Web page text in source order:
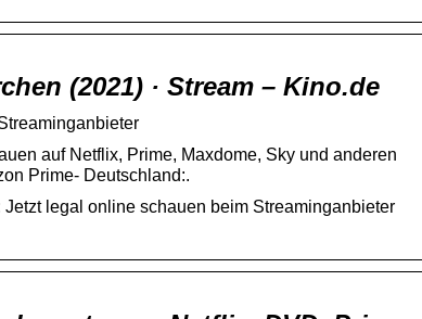
(2021) · Stream – Kino.de
auf Netflix, Prime, Maxdome, Sky und anderen
Prime- Deutschland:.
legal online schauen beim Streaminganbieter